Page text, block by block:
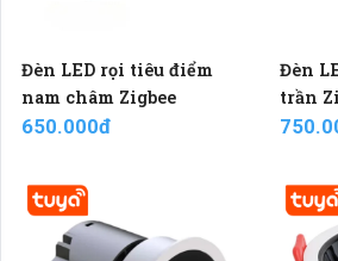
Đèn LED rọi tiêu điểm
nam châm Zigbee
650.000đ
Đèn
trần